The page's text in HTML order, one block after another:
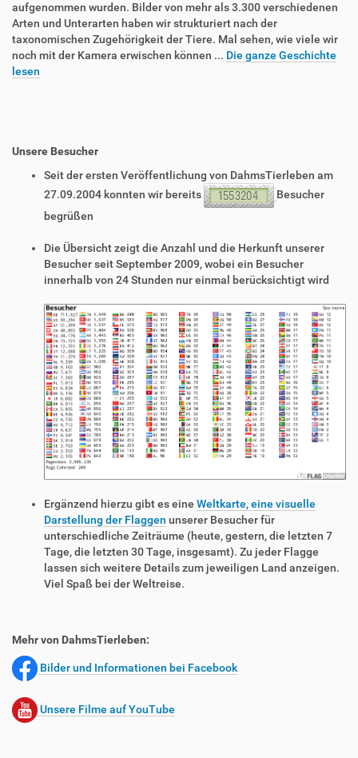
aufgenommen wurden. Bilder von mehr als 3.300 verschiedenen
Arten und Unterarten haben wir strukturiert nach der
taxonomischen Zugehörigkeit der Tiere. Mal sehen, wie viele wir
noch mit der Kamera erwischen können ... Die ganze Geschichte
lesen
Unsere Besucher
Seit der ersten Veröffentlichung von DahmsTierleben am
27.09.2004 konnten wir bereits
Besucher
begrüßen
Die Übersicht zeigt die Anzahl und die Herkunft unserer
Besucher seit September 2009, wobei ein Besucher
innerhalb von 24 Stunden nur einmal berücksichtigt wird
Ergänzend hierzu gibt es eine Weltkarte, eine visuelle
Darstellung der Flaggen unserer Besucher für
unterschiedliche Zeiträume (heute, gestern, die letzten 7
Tage, die letzten 30 Tage, insgesamt). Zu jeder Flagge
lassen sich weitere Details zum jeweiligen Land anzeigen.
Viel Spaß bei der Weltreise.
Mehr von DahmsTierleben:
Bilder und Informationen bei Facebook
Unsere Filme auf YouTube